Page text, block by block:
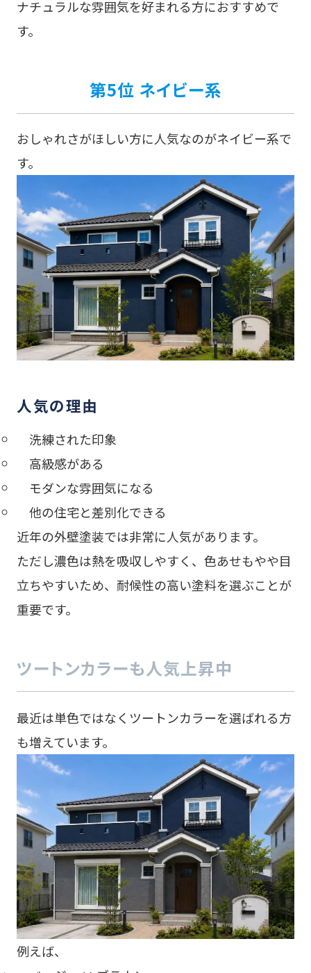
ナチュラルな雰囲気を好まれる方におすすめで
す。
第5位 ネイビー系
おしゃれさがほしい方に人気なのがネイビー系で
す。
人気の理由
洗練された印象
高級感がある
モダンな雰囲気になる
他の住宅と差別化できる
近年の外壁塗装では非常に人気があります。
ただし濃色は熱を吸収しやすく、色あせもやや目
立ちやすいため、耐候性の高い塗料を選ぶことが
重要です。
ツートンカラーも人気上昇中
最近は単色ではなくツートンカラーを選ばれる方
も増えています。
例えば、